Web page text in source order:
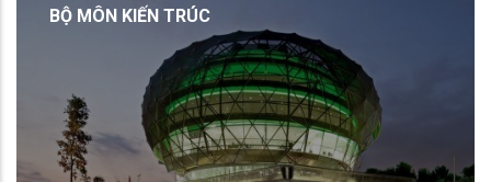
BỘ MÔN KIẾN TRÚC